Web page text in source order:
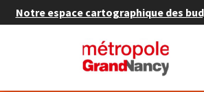
Notre espace cartographique des